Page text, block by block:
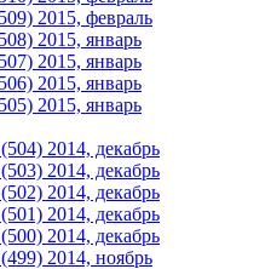
2015, февраль
2015, январь
2015, январь
2015, январь
2015, январь
2014, декабрь
2014, декабрь
2014, декабрь
2014, декабрь
2014, декабрь
2014, ноябрь